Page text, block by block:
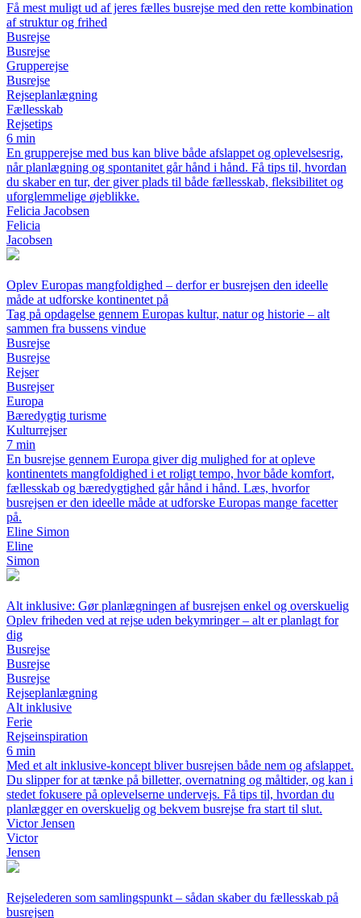
Få mest muligt ud af jeres fælles busrejse med den rette kombination
af struktur og frihed
Busrejse
Busrejse
Grupperejse
Busrejse
Rejseplanlægning
Fællesskab
Rejsetips
6 min
En grupperejse med bus kan blive både afslappet og oplevelsesrig,
når planlægning og spontanitet går hånd i hånd. Få tips til, hvordan
du skaber en tur, der giver plads til både fællesskab, fleksibilitet og
uforglemmelige øjeblikke.
Felicia Jacobsen
Felicia
Jacobsen
Oplev Europas mangfoldighed – derfor er busrejsen den ideelle
måde at udforske kontinentet på
Tag på opdagelse gennem Europas kultur, natur og historie – alt
sammen fra bussens vindue
Busrejse
Busrejse
Rejser
Busrejser
Europa
Bæredygtig turisme
Kulturrejser
7 min
En busrejse gennem Europa giver dig mulighed for at opleve
kontinentets mangfoldighed i et roligt tempo, hvor både komfort,
fællesskab og bæredygtighed går hånd i hånd. Læs, hvorfor
busrejsen er den ideelle måde at udforske Europas mange facetter
på.
Eline Simon
Eline
Simon
Alt inklusive: Gør planlægningen af busrejsen enkel og overskuelig
Oplev friheden ved at rejse uden bekymringer – alt er planlagt for
dig
Busrejse
Busrejse
Busrejse
Rejseplanlægning
Alt inklusive
Ferie
Rejseinspiration
6 min
Med et alt inklusive-koncept bliver busrejsen både nem og afslappet.
Du slipper for at tænke på billetter, overnatning og måltider, og kan i
stedet fokusere på oplevelserne undervejs. Få tips til, hvordan du
planlægger en overskuelig og bekvem busrejse fra start til slut.
Victor Jensen
Victor
Jensen
Rejselederen som samlingspunkt – sådan skaber du fællesskab på
busrejsen